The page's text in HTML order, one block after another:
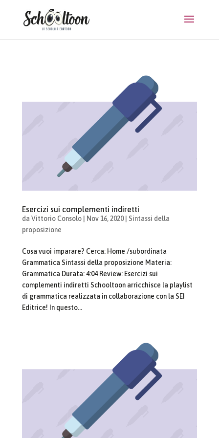
Esercizi sui complementi indiretti
da Vittorio Consolo| Nov 16, 2020| Sintassi della
proposizione
Cosa vuoi imparare? Cerca: Home /subordinata
Grammatica Sintassi della proposizione Materia:
Grammatica Durata: 4:04 Review: Esercizi sui
complementi indiretti Schooltoon arricchisce la playlist
di grammatica realizzata in collaborazione con la SEI
Editrice! In questo...